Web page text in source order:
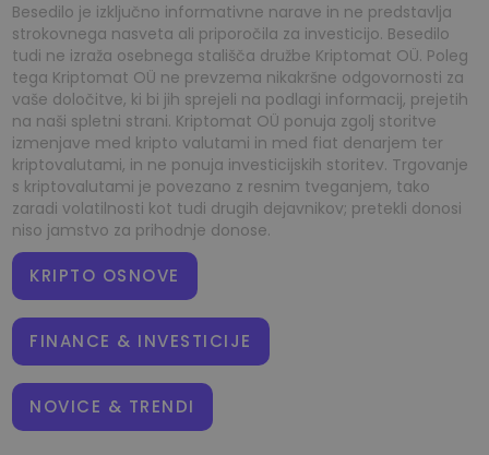
Besedilo je izključno informativne narave in ne predstavlja
strokovnega nasveta ali priporočila za investicijo. Besedilo
tudi ne izraža osebnega stališča družbe Kriptomat OÜ. Poleg
tega Kriptomat OÜ ne prevzema nikakršne odgovornosti za
vaše določitve, ki bi jih sprejeli na podlagi informacij, prejetih
na naši spletni strani. Kriptomat OÜ ponuja zgolj storitve
izmenjave med kripto valutami in med fiat denarjem ter
kriptovalutami, in ne ponuja investicijskih storitev. Trgovanje
s kriptovalutami je povezano z resnim tveganjem, tako
zaradi volatilnosti kot tudi drugih dejavnikov; pretekli donosi
niso jamstvo za prihodnje donose.
KRIPTO OSNOVE
FINANCE & INVESTICIJE
NOVICE & TRENDI